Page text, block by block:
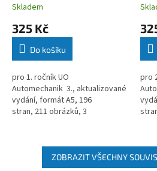
Skladem
325 Kč
Do košíku
pro 1. ročník UO
Automechanik 3., aktualizované
vydání, formát A5, 196
stran, 211 obrázků, 3
pro
ZOBRAZIT VŠECHNY